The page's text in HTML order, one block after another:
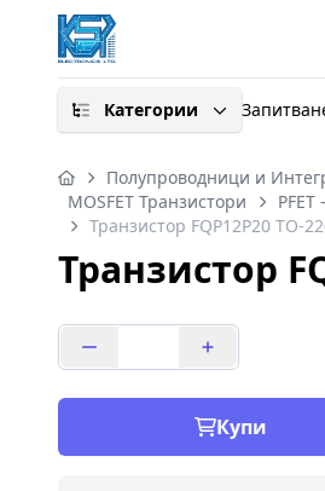
Категории
Полупроводници и
MOSFET Транзистори
Транзистор FQP12P20 TO-
Транзистор
Купи